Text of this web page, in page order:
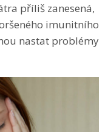
příliš zanesená,
imunitního
nastat problémy